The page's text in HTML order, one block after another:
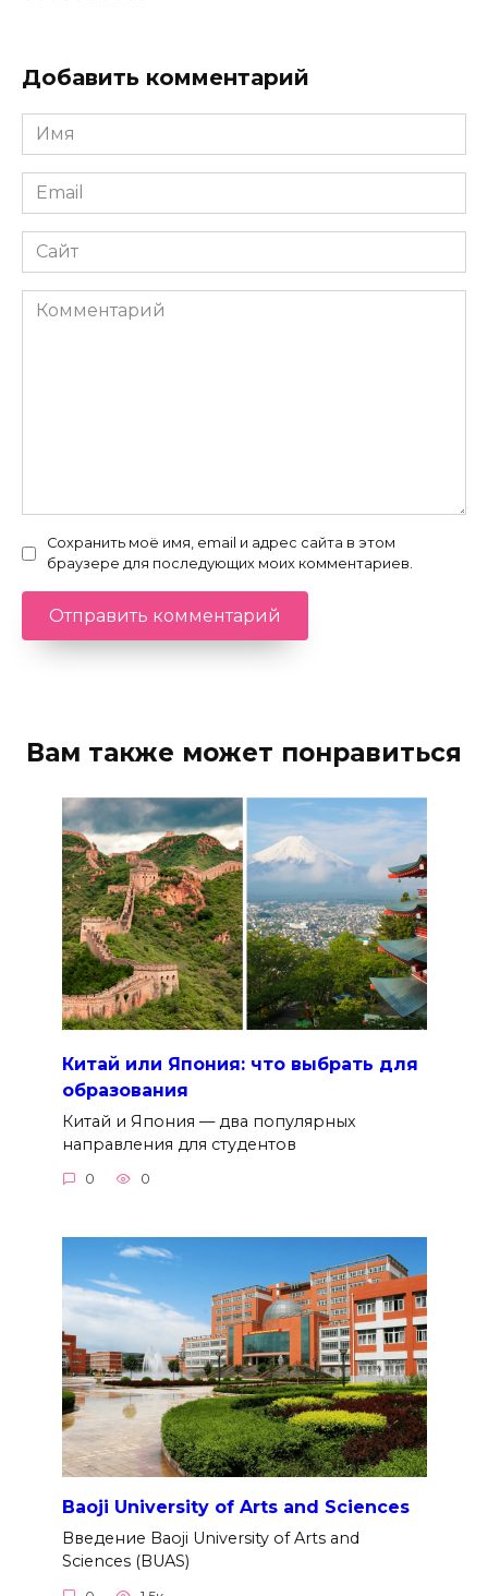
Добавить комментарий
Имя
*
Email
*
Сайт
Комментарий
Сохранить моё имя, email и адрес сайта в этом
браузере для последующих моих комментариев.
Вам также может понравиться
Китай или Япония: что выбрать для
образования
Китай и Япония — два популярных
направления для студентов
0 0
Baoji University of Arts and Sciences
Введение Baoji University of Arts and
Sciences (BUAS)